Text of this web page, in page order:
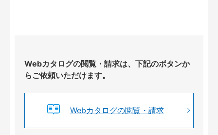
Webカタログの閲覧・請求は、下記のボタンか
らご依頼いただけます。
Webカタログの閲覧・請求